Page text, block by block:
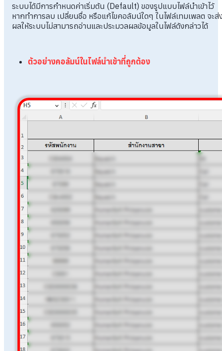
ระบบได้มีการกำหนดค่าเริ่มต้น (Default) ของรูปแบบไฟล์นำเข้าไว้
หากทำการลบ เปลี่ยนชื่อ หรือแก้ไขคอลัมน์ใดๆ ในไฟล์เทมเพลต จะส่
ผลให้ระบบไม่สามารถอ่านและประมวลผลข้อมูลในไฟล์ดังกล่าวได้
ตัวอย่างคอลัมน์ในไฟล์นำเข้าที่ถูกต้อง